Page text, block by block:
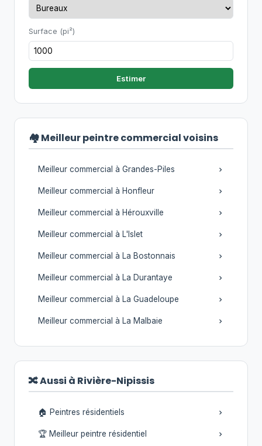
Surface (pi²)
Estimer
🏘️ Meilleur peintre commercial voisins
Meilleur commercial à Grandes-Piles
Meilleur commercial à Honfleur
Meilleur commercial à Hérouxville
Meilleur commercial à L'Islet
Meilleur commercial à La Bostonnais
Meilleur commercial à La Durantaye
Meilleur commercial à La Guadeloupe
Meilleur commercial à La Malbaie
🔀 Aussi à Rivière-Nipissis
🏠 Peintres résidentiels
🏆 Meilleur peintre résidentiel